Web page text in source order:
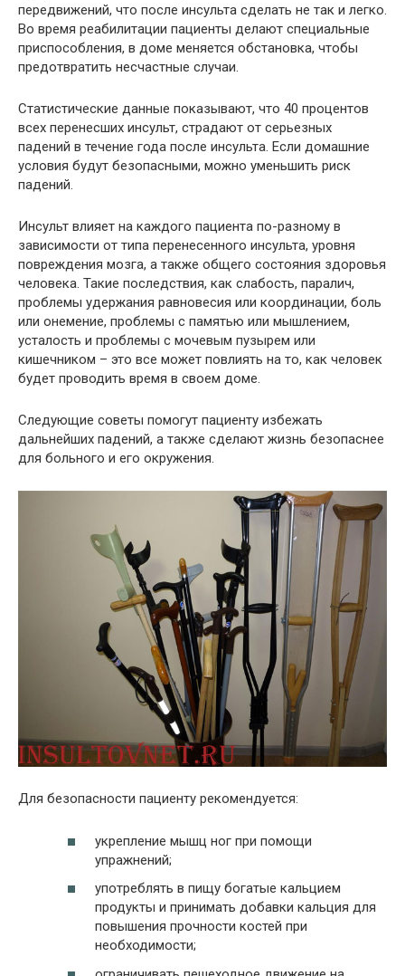
передвижений, что после инсульта сделать не так и легко.
Во время реабилитации пациенты делают специальные
приспособления, в доме меняется обстановка, чтобы
предотвратить несчастные случаи.
Статистические данные показывают, что 40 процентов
всех перенесших инсульт, страдают от серьезных
падений в течение года после инсульта. Если домашние
условия будут безопасными, можно уменьшить риск
падений.
Инсульт влияет на каждого пациента по-разному в
зависимости от типа перенесенного инсульта, уровня
повреждения мозга, а также общего состояния здоровья
человека. Такие последствия, как слабость, паралич,
проблемы удержания равновесия или координации, боль
или онемение, проблемы с памятью или мышлением,
усталость и проблемы с мочевым пузырем или
кишечником – это все может повлиять на то, как человек
будет проводить время в своем доме.
Следующие советы помогут пациенту избежать
дальнейших падений, а также сделают жизнь безопаснее
для больного и его окружения.
Для безопасности пациенту рекомендуется:
укрепление мышц ног при помощи
упражнений;
употреблять в пищу богатые кальцием
продукты и принимать добавки кальция для
повышения прочности костей при
необходимости;